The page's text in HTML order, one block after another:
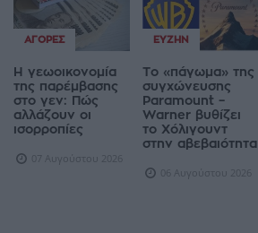
ΑΓΟΡΈΣ
Η γεωοικονομία
της παρέμβασης
στο γεν: Πώς
αλλάζουν οι
ισορροπίες
07 Αυγούστου 2026
ΕΥΖΗΝ
Το «πάγωμα» της
συγχώνευσης
Paramount –
Warner βυθίζει
το Χόλιγουντ
στην αβεβαιότητα
06 Αυγούστου 2026